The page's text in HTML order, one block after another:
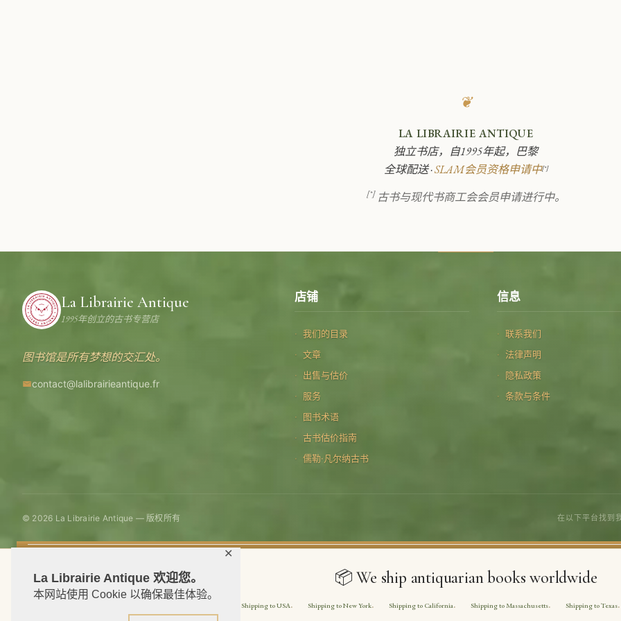
La Librairie Antique 欢迎您。
本网站使用 Cookie 以确保最佳体验。
✕
❦
LA LIBRAIRIE ANTIQUE
独立书店，自1995年起，巴黎
全球配送 ·SLAM会员资格申请中[*]
[*]古书与现代书商工会会员申请进行中。
La Librairie Antique
1995年创立的古书专营店
图书馆是所有梦想的交汇处。
contact@lalibrairieantique.fr
店铺
我们的目录
文章
出售与估价
服务
图书术语
古书估价指南
儒勒·凡尔纳古书
信息
联系我们
法律声明
隐私政策
条款与条件
© 2026 La Librairie Antique — 版权所有 在以下平台找到
📦 We ship antiquarian books worldwide
Shipping to USA Shipping to New York Shipping to California Shipping to Massachusetts Shipping to Texas